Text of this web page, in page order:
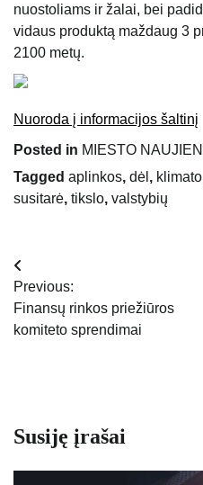
nuostoliams ir žalai, bei
vidaus produktą maždaug 3
2100 metų.
Nuoroda į informacijos šaltinį
Posted in MIESTO
Tagged aplinkos, dėl , klimato
susitarė, tikslo, valstybių
Navigacija
tarp
įrašų
Previous:
Finansų rinkos priežiūros
komiteto sprendimai
Susiję įrašai